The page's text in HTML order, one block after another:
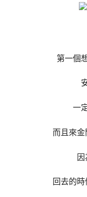
第一個
一
而且來金
回去的